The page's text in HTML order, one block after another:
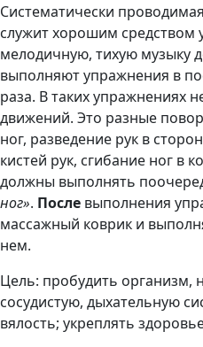
Систематически проводимая
служит хорошим средством
мелодичную, тихую музыку
выполняют упражнения в
раза. В таких упражнениях
движений. Это разные
ног, разведение рук в
кистей рук, сгибание ног в
должны выполнять
ног». После выполнения
массажный коврик и
нем.
Цель: пробудить
сосудистую, дыхательную
вялость; укреплять